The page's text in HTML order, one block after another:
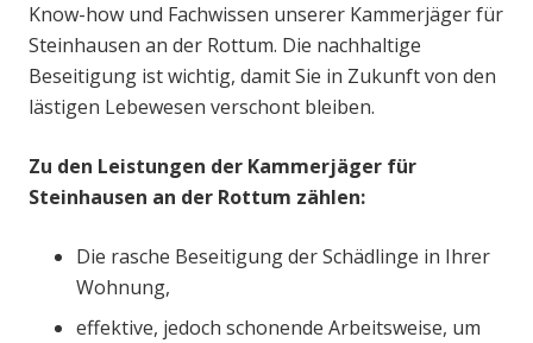
Know-how und Fachwissen unserer Kammerjäger für
Steinhausen an der Rottum. Die nachhaltige
Beseitigung ist wichtig, damit Sie in Zukunft von den
lästigen Lebewesen verschont bleiben.
Zu den Leistungen der Kammerjäger für
Steinhausen an der Rottum zählen:
Die rasche Beseitigung der Schädlinge in Ihrer
Wohnung,
effektive, jedoch schonende Arbeitsweise, um